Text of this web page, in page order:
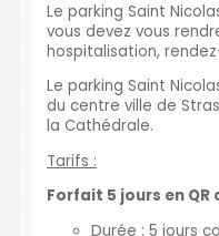
Le parking Saint
vous devez vous
hospitalisation,
Le parking Saint
du centre ville de
la Cathédrale.
Tarifs :
Forfait 5 jours en QR
Durée : 5 jours